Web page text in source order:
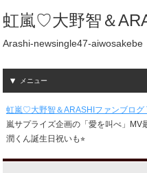
虹嵐♡大野智＆
Arashi-newsingle47-aiwosakebe
メニュー
虹嵐♡大野智＆ARASHIファンブログ
嵐サプライズ企画の「愛を叫べ」
潤くん誕生日祝いも⭐︎